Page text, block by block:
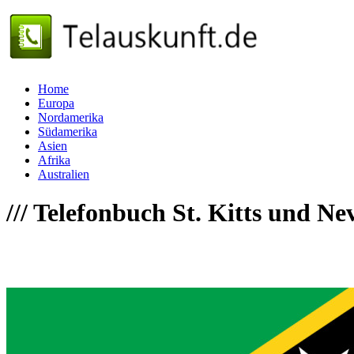
Home
Europa
Nordamerika
Südamerika
Asien
Afrika
Australien
///Telefonbuch St. Kitts und